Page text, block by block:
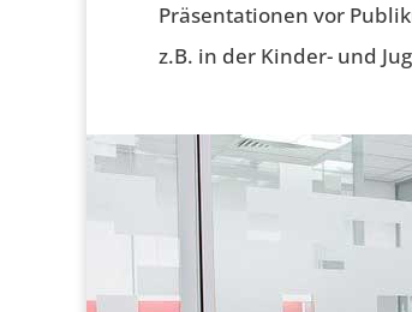
Präsentationen vor
z.B. in der Kinder- und